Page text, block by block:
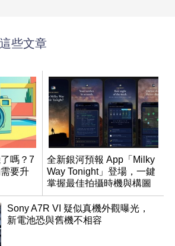
些文章
嗎？7
要升
全新銀河預報 App「Milky
Way Tonight」登場，一鍵
掌握最佳拍攝時機與構圖
Sony A7R VI 疑似真機外觀曝光，
新電池恐與舊機不相容